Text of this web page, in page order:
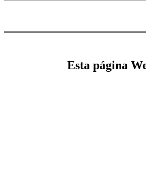
Esta página